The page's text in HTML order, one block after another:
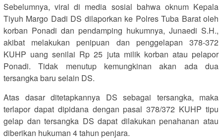
Sebelumnya, viral di media sosial bahwa oknum Kepala
Tiyuh Margo Dadi DS dilaporkan ke Polres Tuba Barat oleh
korban Ponadi dan pendamping hukumnya, Junaedi S.H.,
akibat melakukan penipuan dan penggelapan 378-372
KUHP uang senilai Rp 25 juta milik korban atau pelapor
Ponadi. Tidak menutup kemungkinan akan ada dua
tersangka baru selain DS.
Atas dasar ditetapkannya DS sebagai tersangka, maka
terlapor dapat dipidana dengan pasal 378/372 KUHP tipu
gelap dan tersangka DS dapat dilakukan penahanan atau
diberikan hukuman 4 tahun penjara.